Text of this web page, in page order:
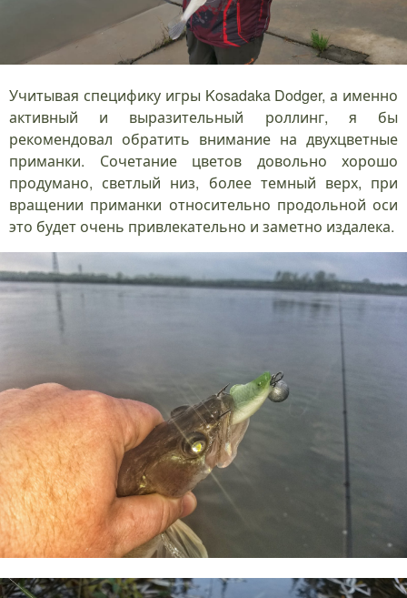
Учитывая специфику игры Kosadaka Dodger, а именно
активный и выразительный роллинг, я бы
рекомендовал обратить внимание на двухцветные
приманки. Сочетание цветов довольно хорошо
продумано, светлый низ, более темный верх, при
вращении приманки относительно продольной оси
это будет очень привлекательно и заметно издалека.